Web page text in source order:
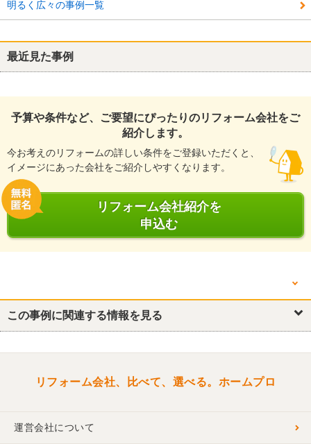
明るく広々の事例一覧
最近見た事例
予算や条件など、ご要望にぴったりのリフォーム会社をご
紹介します。
今お考えのリフォームの詳しい条件をご登録いただくと、
イメージにあった会社をご紹介しやすくなります。
リフォーム会社紹介を
申込む
他の箇所を見る
リフォーム概要 キッチン・台所 トイレ
この事例に関連する情報を見る
リフォーム会社、比べて、選べる。ホームプロ
運営会社について